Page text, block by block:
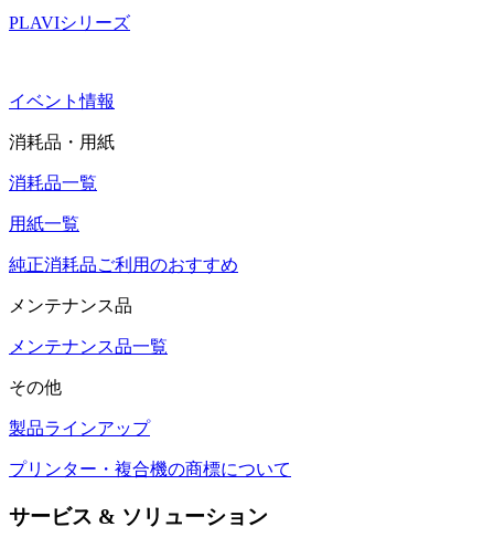
PLAVIシリーズ
イベント情報
消耗品・用紙
消耗品一覧
用紙一覧
純正消耗品ご利用のおすすめ
メンテナンス品
メンテナンス品一覧
その他
製品ラインアップ
プリンター・複合機の商標について
サービス & ソリューション